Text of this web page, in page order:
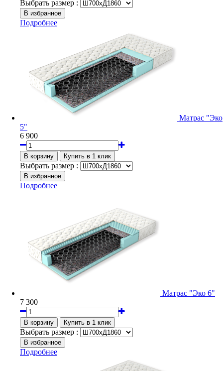
Выбрать размер :
Подробнее
Матрас "Эко
5"
6 900
Выбрать размер :
Подробнее
Матрас "Эко 6"
7 300
Выбрать размер :
Подробнее